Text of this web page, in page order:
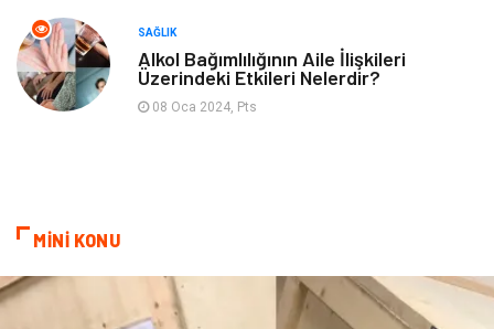
SAĞLIK
Alkol Bağımlılığının Aile İlişkileri
Üzerindeki Etkileri Nelerdir?
08 Oca 2024, Pts
MİNİ KONU